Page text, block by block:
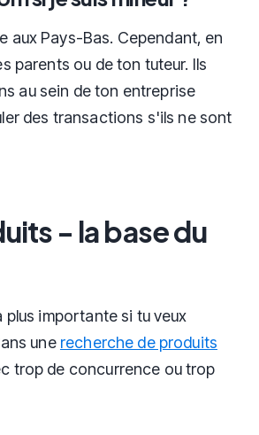
aux Pays-Bas. Cependant, en
parents ou de ton tuteur. Ils
au sein de ton entreprise
des transactions s'ils ne sont
- la base du
importante si tu veux
une recherche de produits
trop de concurrence ou trop